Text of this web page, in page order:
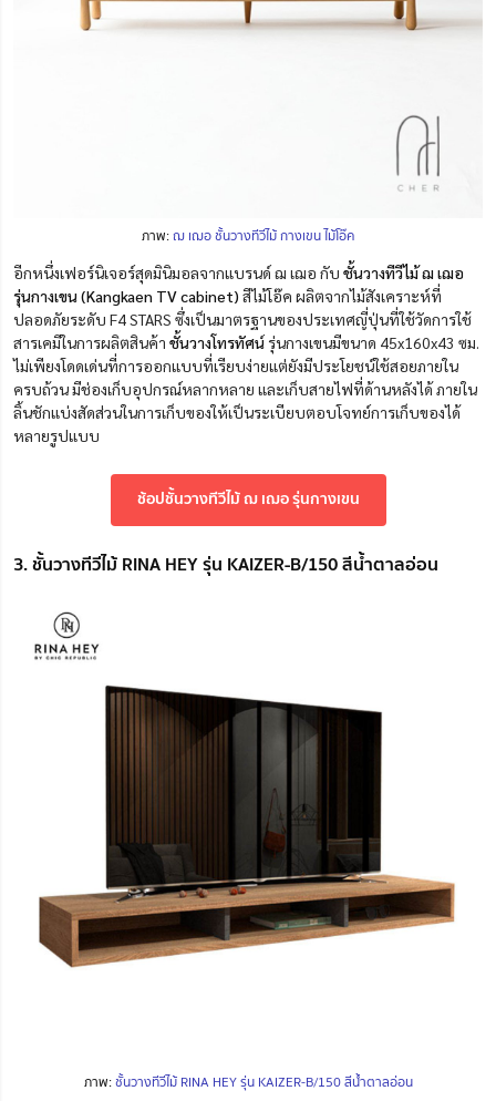
ภาพ:ฌ เฌอ ชั้นวางทีวีไม้ กางเขน ไม้โอ๊ค
อีกหนึ่งเฟอร์นิเจอร์สุดมินิมอลจากแบรนด์ ฌ เฌอ กับ ชั้นวางทีวีไม้ ฌ เฌอ
รุ่นกางเขน (Kangkaen TV cabinet) สีไม้โอ๊ค ผลิตจากไม้สังเคราะห์ที่
ปลอดภัยระดับ F4 STARS ซึ่งเป็นมาตรฐานของประเทศญี่ปุ่นที่ใช้วัดการใช้
สารเคมีในการผลิตสินค้า ชั้นวางโทรทัศน์ รุ่นกางเขนมีขนาด 45x160x43 ซม.
ไม่เพียงโดดเด่นที่การออกแบบที่เรียบง่ายแต่ยังมีประโยชน์ใช้สอยภายใน
ครบถ้วน มีช่องเก็บอุปกรณ์หลากหลาย และเก็บสายไฟที่ด้านหลังได้ ภายใน
ลิ้นชักแบ่งสัดส่วนในการเก็บของให้เป็นระเบียบตอบโจทย์การเก็บของได้
หลายรูปแบบ
ช้อปชั้นวางทีวีไม้ ฌ เฌอ รุ่นกางเขน
3. ชั้นวางทีวีไม้ RINA HEY รุ่น KAIZER-B/150 สีน้ำตาลอ่อน
ภาพ:ชั้นวางทีวีไม้ RINA HEY รุ่น KAIZER-B/150 สีน้ำตาลอ่อน